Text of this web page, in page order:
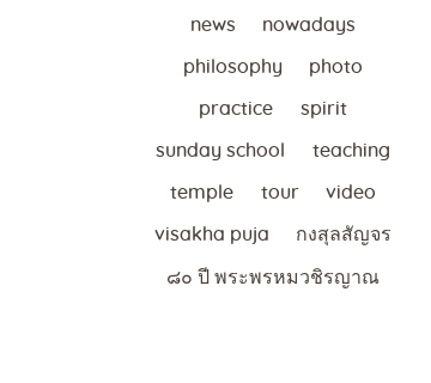
news nowadays
philosophy photo
practice spirit
sunday school teaching
temple tour video
visakha puja กงสุลสัญจร
๘๐ ปี พระพรหมวชิรญาณ